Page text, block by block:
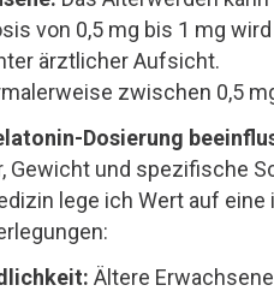
von 0,5 mg bis 1 mg
ärztlicher Aufsicht.
zwischen 0,5
Dosierung
Gewicht und spezifische
lege ich Wert auf
Ältere